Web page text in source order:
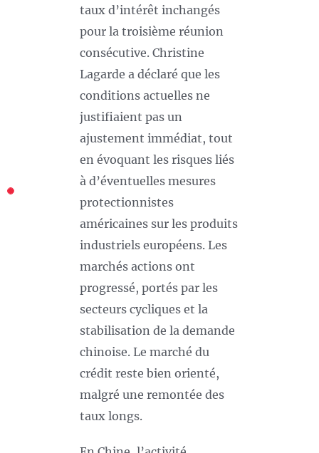
taux d’intérêt inchangés
pour la troisième réunion
consécutive. Christine
Lagarde a déclaré que les
conditions actuelles ne
justifiaient pas un
ajustement immédiat, tout
en évoquant les risques liés
à d’éventuelles mesures
protectionnistes
américaines sur les produits
industriels européens. Les
marchés actions ont
progressé, portés par les
secteurs cycliques et la
stabilisation de la demande
chinoise. Le marché du
crédit reste bien orienté,
malgré une remontée des
taux longs.